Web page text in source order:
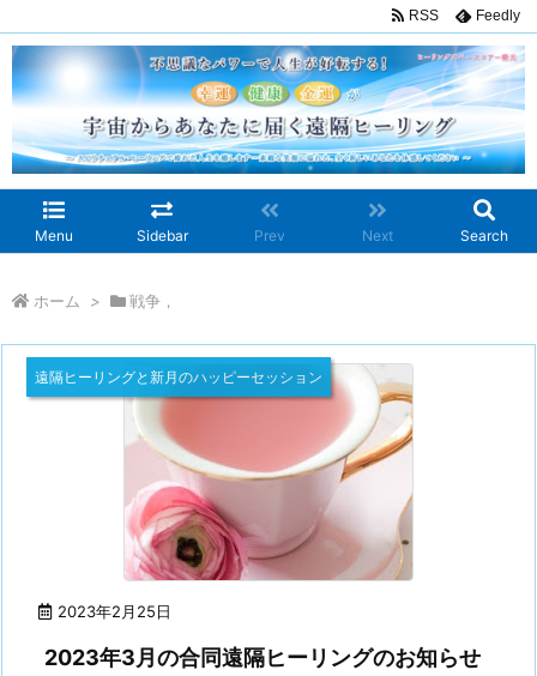
Menu Sidebar Prev Next Search
RSS Feedly
ホーム > 戦争，
2023年2月25日
遠隔ヒーリングと新月のハッピーセッション
2023年3月の合同遠隔ヒーリングのお知らせ